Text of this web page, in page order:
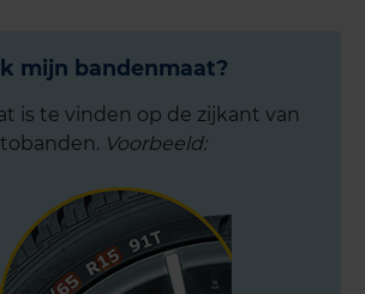
mijn bandenmaat?
is te vinden op de zijkant van
Voorbeeld: